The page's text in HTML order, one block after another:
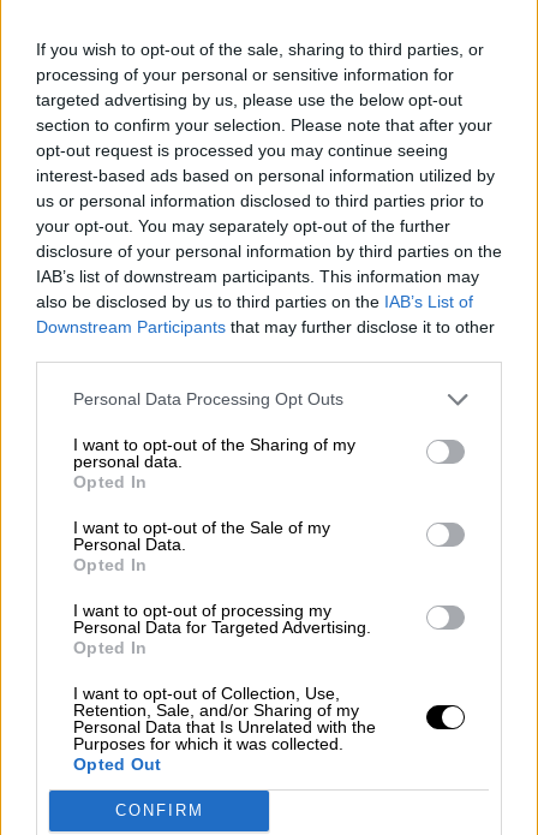
If you wish to opt-out of the sale, sharing to third parties, or
processing of your personal or sensitive information for
targeted advertising by us, please use the below opt-out
section to confirm your selection. Please note that after your
opt-out request is processed you may continue seeing
interest-based ads based on personal information utilized by
us or personal information disclosed to third parties prior to
your opt-out. You may separately opt-out of the further
disclosure of your personal information by third parties on the
IAB’s list of downstream participants. This information may
also be disclosed by us to third parties on the IAB’s List of
Downstream Participants that may further disclose it to other
Personal Data Processing Opt Outs
I want to opt-out of the Sharing of my
personal data.
Opted In
I want to opt-out of the Sale of my
Personal Data.
Opted In
I want to opt-out of processing my
Personal Data for Targeted Advertising.
Opted In
I want to opt-out of Collection, Use,
Retention, Sale, and/or Sharing of my
Personal Data that Is Unrelated with the
Purposes for which it was collected.
Opted Out
CONFIRM
Ciudadanos
Francesc Carreras
NOTICIAS RELACIONADAS
Esperamos que Pedro Sánchez
recupere el sentido de sus palabras